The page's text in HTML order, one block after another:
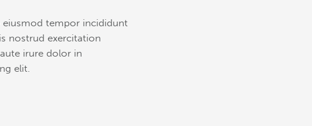
tempor incididunt
nostrud exercitation
irure dolor in
elit.